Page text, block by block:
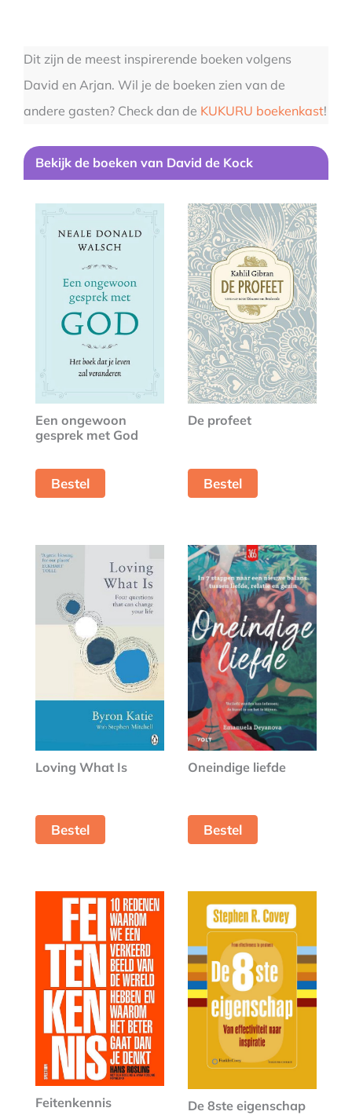
Dit zijn de meest inspirerende boeken volgens
David en Arjan. Wil je de boeken zien van de
andere gasten? Check dan de KUKURU boekenkast!
Bekijk de boeken van David de Kock
Een ongewoon
gesprek met God
Bestel
De profeet
Bestel
Loving What Is
Bestel
Oneindige liefde
Bestel
Feitenkennis De 8ste eigenschap